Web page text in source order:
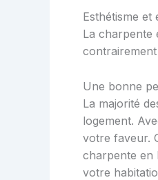
Esthétisme et
La charpente
Une bonne
La majorité
logement.
votre faveur.
charpente en
votre